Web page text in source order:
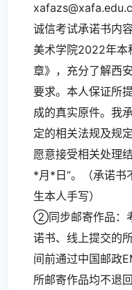
诚信考试承诺书内
美术学院2022年本
章》，充分了解西
要求。本人保证所
成的真实原件。我
定的相关法规及规
愿意接受相关处理
*月*日”。（承诺书
生本人手写）
②同步邮寄作品：
诺书、线上提交的
间前通过中国邮政
所邮寄作品均不退